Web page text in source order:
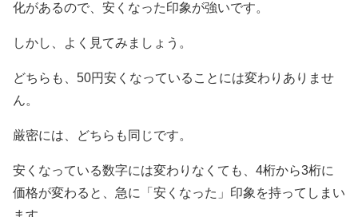
化があるので、安くなった印象が強いです。
しかし、よく見てみましょう。
どちらも、50円安くなっていることには変わりありませ
ん。
厳密には、どちらも同じです。
安くなっている数字には変わりなくても、4桁から3桁に
価格が変わると、急に「安くなった」印象を持ってしまい